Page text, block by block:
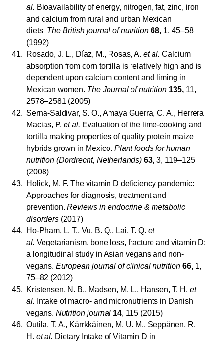
al. Bioavailability of energy, nitrogen, fat, zinc, iron
and calcium from rural and urban Mexican
diets. The British journal of nutrition 68, 1, 45–58
(1992)
41.
Rosado, J. L., Díaz, M., Rosas, A. et al. Calcium
absorption from corn tortilla is relatively high and is
dependent upon calcium content and liming in
Mexican women. The Journal of nutrition 135, 11,
2578–2581 (2005)
42. Serna-Saldivar, S. O., Amaya Guerra, C. A., Herrera
Macias, P. et al. Evaluation of the lime-cooking and
tortilla making properties of quality protein maize
hybrids grown in Mexico.Plant foods for human
nutrition (Dordrecht, Netherlands) 63,3, 119–125
(2008)
43.
Holick, M. F. The vitamin D deficiency pandemic:
Approaches for diagnosis, treatment and
prevention.Reviews in endocrine & metabolic
disorders (2017)
44.
Ho-Pham, L. T., Vu, B. Q., Lai, T. Q. et
al. Vegetarianism, bone loss, fracture and vitamin D:
a longitudinal study in Asian vegans and non-
vegans.European journal of clinical nutrition 66, 1,
75–82 (2012)
45.
Kristensen, N. B., Madsen, M. L., Hansen, T. H. et
al. Intake of macro- and micronutrients in Danish
vegans.Nutrition journal 14, 115 (2015)
46. Outila, T. A., Kärrkkäinen, M. U. M., Seppänen, R.
H. et al. Dietary Intake of Vitamin D in